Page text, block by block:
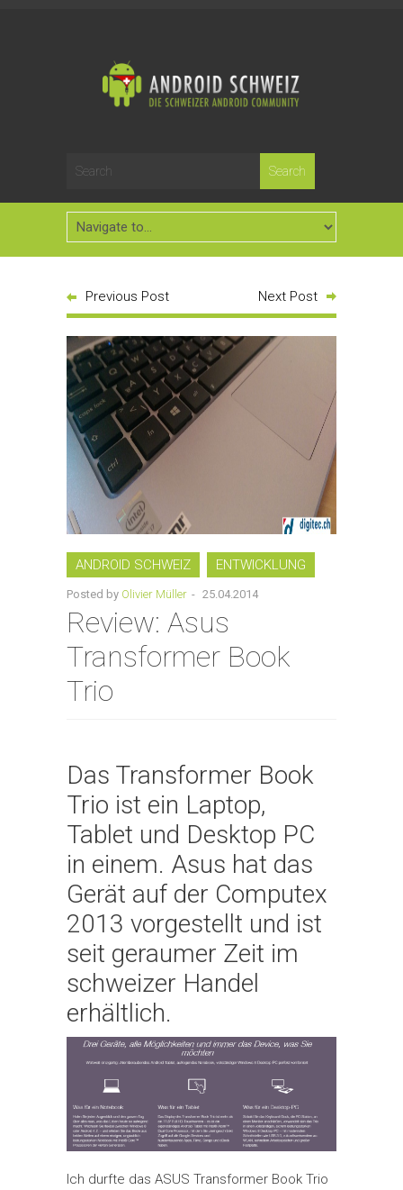
Previous Post Next Post
ANDROID SCHWEIZ ENTWICKLUNG
Posted by Olivier Müller - 25.04.2014
Review: Asus
Transformer Book
Trio
Das Transformer Book
Trio ist ein Laptop,
Tablet und Desktop PC
in einem. Asus hat das
Gerät auf der Computex
2013 vorgestellt und ist
seit geraumer Zeit im
schweizer Handel
erhältlich.
Ich durfte das ASUS Transformer Book Trio